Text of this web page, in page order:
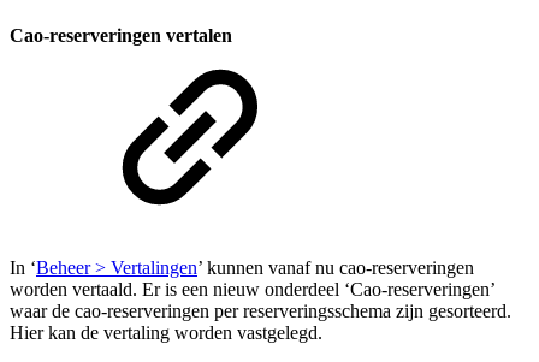
Cao-reserveringen vertalen
In ‘Beheer > Vertalingen’ kunnen vanaf nu cao-reserveringen
worden vertaald. Er is een nieuw onderdeel ‘Cao-reserveringen’
waar de cao-reserveringen per reserveringsschema zijn gesorteerd.
Hier kan de vertaling worden vastgelegd.